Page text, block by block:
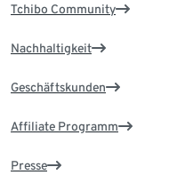
Tchibo Community
Nachhaltigkeit
Geschäftskunden
Affiliate Programm
Presse